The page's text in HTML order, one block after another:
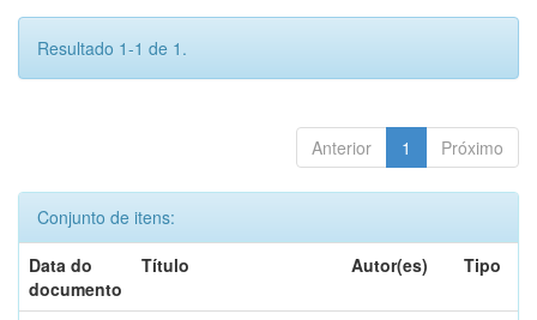
Resultado 1-1 de 1.
Anterior 1 Próximo
Conjunto de itens:
Data do
documento
Título Autor(es) Tipo